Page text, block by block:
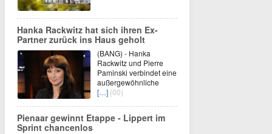
Hanka Rackwitz hat sich ihren Ex-
Partner zurück ins Haus geholt
(BANG) - Hanka
Rackwitz und Pierre
Paminski verbindet eine
außergewöhnliche
[…] (00)
Pienaar gewinnt Etappe - Lippert im
Sprint chancenlos